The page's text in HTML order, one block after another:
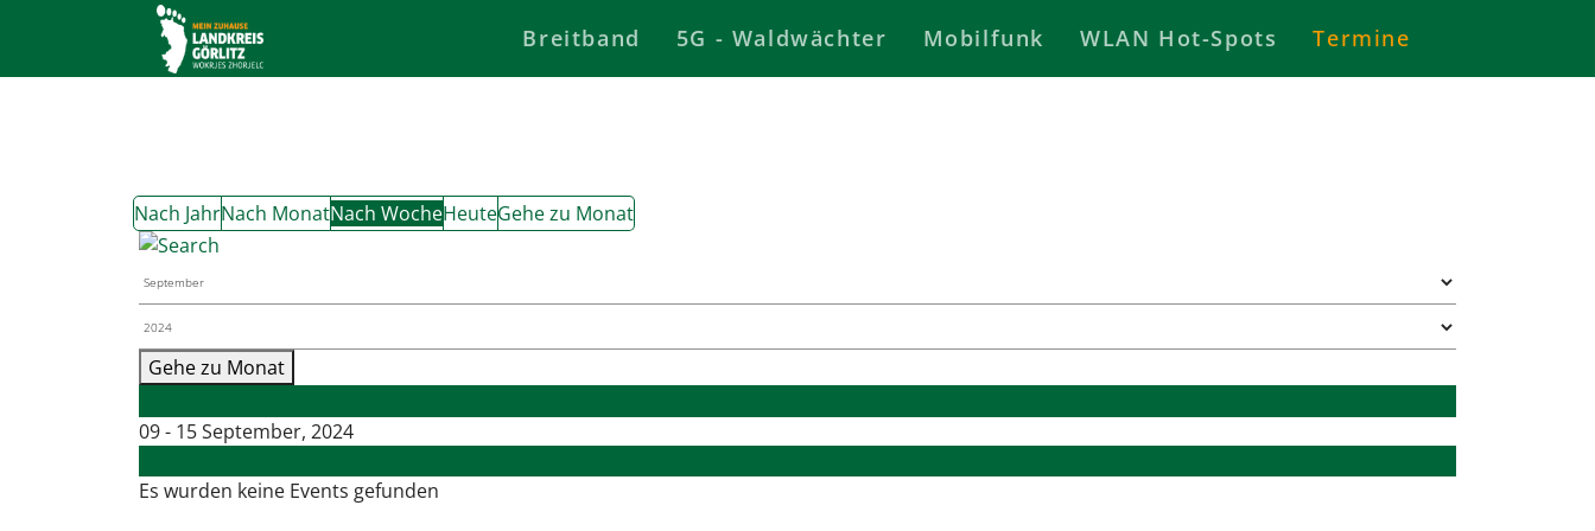
Breitband 5G - Waldwächter Mobilfunk WLAN Hot-Spots Termine
Nach JahrNach MonatNach WocheHeuteGehe zu Monat
Gehe zu Monat
09 - 15 September, 2024
Es wurden keine Events gefunden